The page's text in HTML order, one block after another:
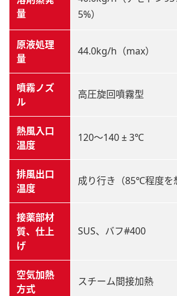
量
5%）
原液処理
量
44.0kg/h（max）
噴霧ノズ
ル
高圧旋回噴霧型
熱風入口
温度
120～140 ± 3℃
排風出口
温度
成り行き（85℃程度を
接薬部材
質、仕上
げ
SUS、バフ#400
空気加熱
方式
スチーム間接加熱